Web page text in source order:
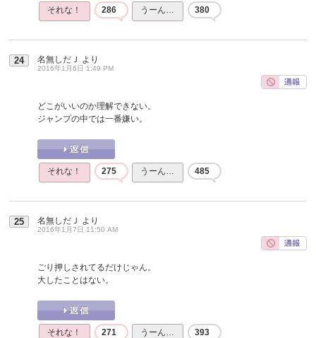
それな！ 286 うーん… 380
24 名無しだＪ より
2016年1月6日 1:49 PM
どこがいいのか理解できない。
ジャンプの中では一番嫌い。
それな！ 275 うーん… 485
25 名無しだＪ より
2016年1月7日 11:50 AM
ごり押しされてるだけじゃん。
大したことはない。
それな！ 271 うーん… 393